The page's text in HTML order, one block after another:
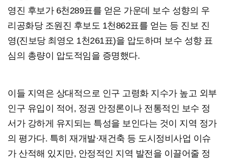
영진 후보가 6천289표를 얻은 가운데 보수 성향의 우
리공화당 조원진 후보도 1천862표를 얻는 등 진보 진
영(진보당 최영오 1천261표)을 압도하며 보수 성향 표
심의 총량이 압도적임을 증명했다.
이들 지역은 상대적으로 인구 고령화 지수가 높고 외부
인구 유입이 적어, 정권 안정론이나 전통적인 보수 정
서가 강하게 유지되는 특성을 보인다는 것이 지역 정가
의 평가다. 특히 재개발·재건축 등 도시정비사업 이슈
가 산적해 있지만, 안정적인 지역 발전을 이끌어줄 정